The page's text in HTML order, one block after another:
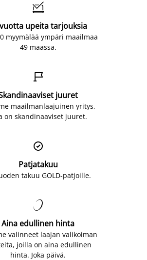

upeita tarjouksia
myymälää ympäri maailmaa
49 maassa.

juuret
maailmanlaajuinen yritys,
on skandinaaviset juuret.

Patjatakuu
takuu GOLD-patjoille.

Aina edullinen hinta
valinneet laajan valikoiman
joilla on aina edullinen
hinta. Joka päivä.